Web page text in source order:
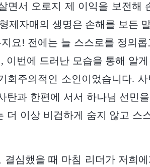
면서 오로지 제 이익을 보전해
제자매의 생명은 손해를 보든
요! 전에는 늘 스스로를 정의
이번에 드러난 모습을 통해 알
회주의적인 소인이었습니다.
탄과 한편에 서서 하나님 선민
더 이상 비겁하게 숨지 않고 스
결심했을 때 마침 리더가 저희